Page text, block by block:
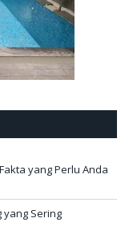
yang Perlu Anda
yang Sering